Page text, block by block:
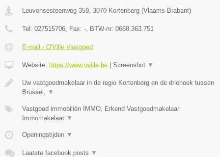
Leuvensesteenweg 359, 3070 Kortenberg (Vlaams-Brabant)
Tel: 027515706, Fax: -, BTW-nr: 0668.363.751
E-mail › O'Ville Vastgoed
Website: https://www.oville.be Screenshot ▼
Uw vastgoedmakelaar in de regio Kortenberg en de driehoek tussen
Brussel, ▼
Vastgoed immobiliën IMMO, Erkend Vastgoedmakelaar
Immomakelaar ▼
Openingstijden ▼
Laatste facebook posts ▼